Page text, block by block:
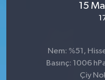
15
Nem: %51,
Basınç: 1006
Çiy